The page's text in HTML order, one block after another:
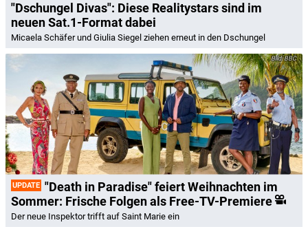
"Dschungel Divas": Diese Realitystars sind im
neuen Sat.1-Format dabei
Micaela Schäfer und Giulia Siegel ziehen erneut in den Dschungel
BBC
UPDATE "Death in Paradise" feiert Weihnachten im
Sommer: Frische Folgen als Free-TV-Premiere
Der neue Inspektor trifft auf Saint Marie ein